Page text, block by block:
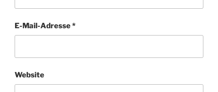
E-Mail-Adresse*
Website